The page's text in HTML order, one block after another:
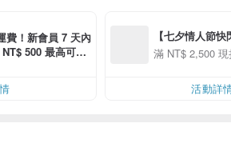
費！新會員 7 天內
500 最高可折
【七夕情人節
用 APP 購買任
00 現折 NT$100
滿 NT$ 2,500
活動詳